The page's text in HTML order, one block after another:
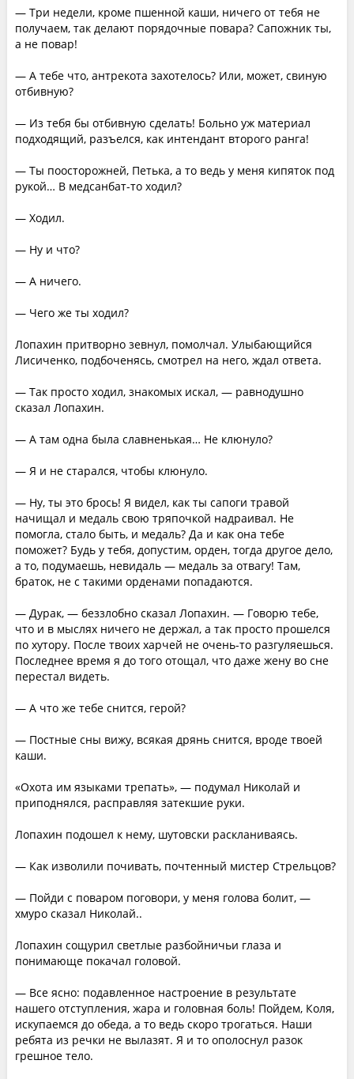
— Три недели, кроме пшенной каши, ничего от тебя не
получаем, так делают порядочные повара? Сапожник ты,
а не повар!
— А тебе что, антрекота захотелось? Или, может, свиную
отбивную?
— Из тебя бы отбивную сделать! Больно уж материал
подходящий, разъелся, как интендант второго ранга!
— Ты поосторожней, Петька, а то ведь у меня кипяток под
рукой… В медсанбат-то ходил?
— Ходил.
— Ну и что?
— А ничего.
— Чего же ты ходил?
Лопахин притворно зевнул, помолчал. Улыбающийся
Лисиченко, подбоченясь, смотрел на него, ждал ответа.
— Так просто ходил, знакомых искал, — равнодушно
сказал Лопахин.
— А там одна была славненькая… Не клюнуло?
— Я и не старался, чтобы клюнуло.
— Ну, ты это брось! Я видел, как ты сапоги травой
начищал и медаль свою тряпочкой надраивал. Не
помогла, стало быть, и медаль? Да и как она тебе
поможет? Будь у тебя, допустим, орден, тогда другое дело,
а то, подумаешь, невидаль — медаль за отвагу! Там,
браток, не с такими орденами попадаются.
— Дурак, — беззлобно сказал Лопахин. — Говорю тебе,
что и в мыслях ничего не держал, а так просто прошелся
по хутору. После твоих харчей не очень-то разгуляешься.
Последнее время я до того отощал, что даже жену во сне
перестал видеть.
— А что же тебе снится, герой?
— Постные сны вижу, всякая дрянь снится, вроде твоей
каши.
«Охота им языками трепать», — подумал Николай и
приподнялся, расправляя затекшие руки.
Лопахин подошел к нему, шутовски раскланиваясь.
— Как изволили почивать, почтенный мистер Стрельцов?
— Пойди с поваром поговори, у меня голова болит, —
хмуро сказал Николай..
Лопахин сощурил светлые разбойничьи глаза и
понимающе покачал головой.
— Все ясно: подавленное настроение в результате
нашего отступления, жара и головная боль! Пойдем, Коля,
искупаемся до обеда, а то ведь скоро трогаться. Наши
ребята из речки не вылазят. Я и то ополоснул разок
грешное тело.